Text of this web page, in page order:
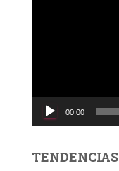
c
d
00:00
TENDENCIAS